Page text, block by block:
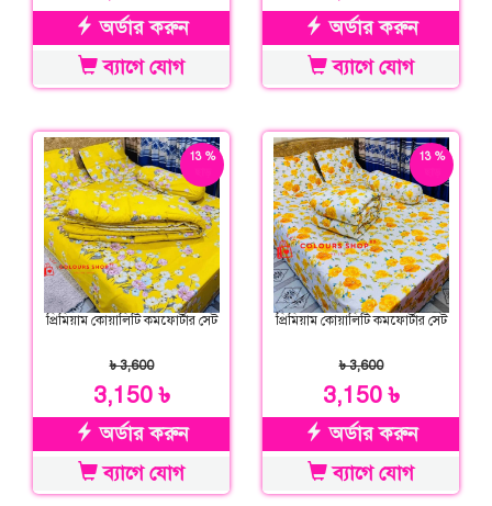
অর্ডার করুন
ব্যাগে যোগ
অর্ডার করুন
ব্যাগে যোগ
13 %
প্রিমিয়াম কোয়ালিটি কমফোর্টার সেট
৳ 3,600
3,150 ৳
অর্ডার করুন
ব্যাগে যোগ
13 %
প্রিমিয়াম কোয়ালিটি কমফোর্টার সেট
৳ 3,600
3,150 ৳
অর্ডার করুন
ব্যাগে যোগ